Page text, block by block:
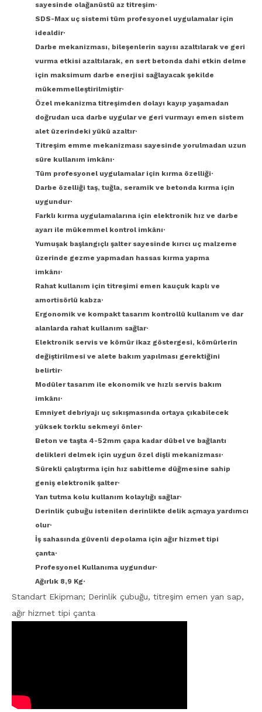
sayesinde olağanüstü az titreşim·
SDS-Max uç sistemi tüm profesyonel uygulamalar için
idealdir·
Darbe mekanizması, bileşenlerin sayısı azaltılarak ve geri
vurma etkisi azaltılarak, en sert betonda dahi etkin delme
için maksimum darbe enerjisi sağlayacak şekilde
mükemmelleştirilmiştir·
Özel mekanizma titreşimden dolayı kayıp yaşamadan
doğrudan uca darbe uygular ve geri vurmayı emen sistem
alet üzerindeki yükü azaltır·
Titreşim emme mekanizması sayesinde yorulmadan uzun
süre kullanım imkânı·
Tüm profesyonel uygulamalar için kırma özelliği·
Darbe özelliği taş, tuğla, seramik ve betonda kırma için
uygundur·
Farklı kırma uygulamalarına için elektronik hız ve darbe
ayarı ile mükemmel kontrol imkânı·
Yumuşak başlangıçlı şalter sayesinde kırıcı uç malzeme
üzerinde gezme yapmadan hassas kırma yapma
imkânı·
Rahat kullanım için titreşimi emen kauçuk kaplı ve
amortisörlü kabza·
Ergonomik ve kompakt tasarım kontrollü kullanım ve dar
alanlarda rahat kullanım sağlar·
Elektronik servis ve kömür ikaz göstergesi, kömürlerin
değiştirilmesi ve alete bakım yapılması gerektiğini
belirtir·
Modüler tasarım ile ekonomik ve hızlı servis bakım
imkânı·
Emniyet debriyajı uç sıkışmasında ortaya çıkabilecek
yüksek torklu sekmeyi önler·
Beton ve taşta 4-52mm çapa kadar dübel ve bağlantı
delikleri delmek için uygun özel dişli mekanizması·
Sürekli çalıştırma için hız sabitleme düğmesine sahip
geniş elektronik şalter·
Yan tutma kolu kullanım kolaylığı sağlar·
Derinlik çubuğu istenilen derinlikte delik açmaya yardımcı
olur·
İş sahasında güvenli depolama için ağır hizmet tipi
çanta·
Profesyonel Kullanıma uygundur·
Ağırlık 8,9 Kg·
Standart Ekipman; Derinlik çubuğu, titreşim emen yan sap,
ağır hizmet tipi çanta